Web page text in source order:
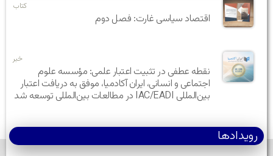
کتاب
اقتصاد سیاسی غارت: فصل دوم
خبر
نقطه عطفی در تثبیت اعتبار علمی: مؤسسه علوم
اجتماعی و انسانی، ایران آکادمیا، موفق به دریافت اعتبار
بین‌المللی IAC/EADI در مطالعات بین‌المللی توسعه شد
رویدادها